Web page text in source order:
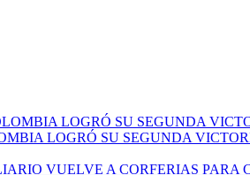
LOGRÓ SU SEGUNDA